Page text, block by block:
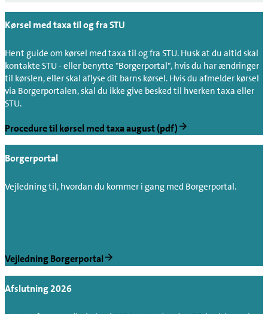
Kørsel med taxa til og fra STU
Hent guide om kørsel med taxa til og fra STU. Husk at du altid skal
kontakte STU - eller benytte "Borgerportal", hvis du har ændringer
til kørslen, eller skal aflyse dit barns kørsel. Hvis du afmelder kørsel
via Borgerportalen, skal du ikke give besked til hverken taxa eller
STU.
Procedure til kørsel med taxa august (pdf)
Borgerportal
Vejledning til, hvordan du kommer i gang med Borgerportal.
Vejledning Borgerportal
Afslutning 2026